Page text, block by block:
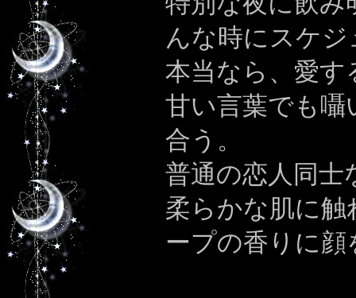
んな時にスケ
本当なら、愛す
甘い言葉でも
合う。
普通の恋人同士
柔らかな肌に
ープの香りに